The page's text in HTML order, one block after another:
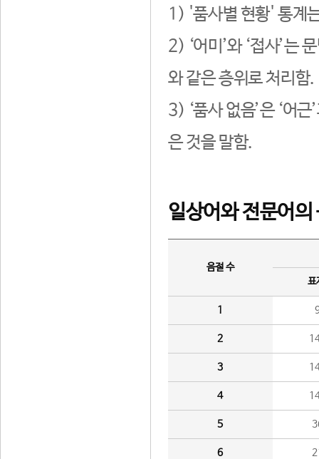
1) '품사별 현황' 통계
2) ‘어미’와 ‘접사’는
와 같은 층위로 처리함.
3) ‘품사 없음’은 ‘어
은 것을 말함.
일상어와 전문어의
음절 수
표
1
2
3
4
5
6